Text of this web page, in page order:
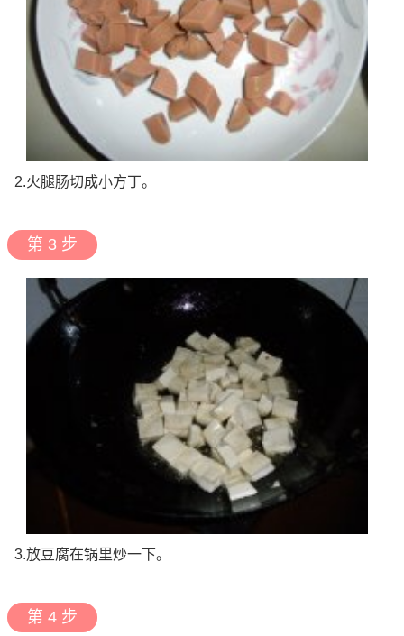
2.火腿肠切成小方丁。
第 3 步
3.放豆腐在锅里炒一下。
第 4 步